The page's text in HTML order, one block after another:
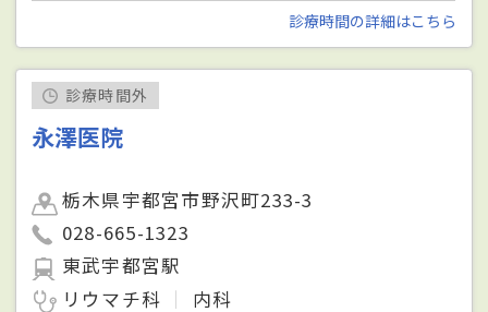
診療時間の詳細はこちら
診療時間外
永澤医院
栃木県宇都宮市野沢町233-3
028-665-1323
東武宇都宮駅
リウマチ科
内科